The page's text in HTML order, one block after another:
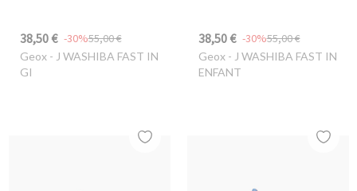
38,50 € 55,00 €
-30%
Geox- J WASHIBA FAST IN
GI
38,50 € 55,00 €
-30%
Geox- J WASHIBA FAST IN
ENFANT